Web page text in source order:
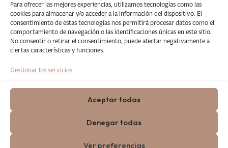
Para ofrecer las mejores experiencias, utilizamos tecnologías como las
cookies para almacenar y/o acceder a la información del dispositivo. El
consentimiento de estas tecnologías nos permitirá procesar datos como el
comportamiento de navegación o las identificaciones únicas en este sitio.
No consentir o retirar el consentimiento, puede afectar negativamente a
ciertas características y funciones.
Gestionar los servicios
Aceptar todas
Denegar todas
Ver preferencias
Copyright © 2025 Eventos Grupo
Desarrollado por
Lacomunicación